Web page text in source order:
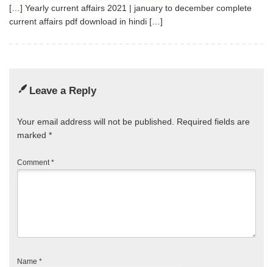
[…] Yearly current affairs 2021 | january to december complete
current affairs pdf download in hindi […]
Leave a Reply
Your email address will not be published. Required fields are
marked *
Comment *
Name *